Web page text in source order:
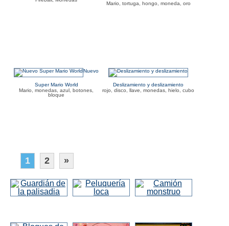
Mario, tortuga, hongo, moneda, oro
Nuevo
Super Mario World
Mario, monedas, azul, botones,
bloque
Deslizamiento y deslizamiento
rojo, disco, llave, monedas, hielo, cubo
1 2 »